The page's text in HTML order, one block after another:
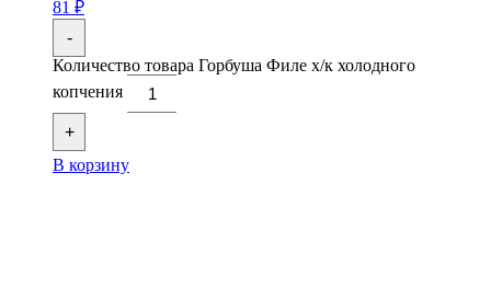
81 ₽
-
Количество товара Горбуша Филе х/к холодного
копчения
+
В корзину